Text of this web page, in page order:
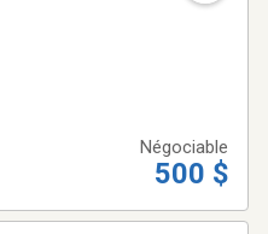
Négociable
500 $